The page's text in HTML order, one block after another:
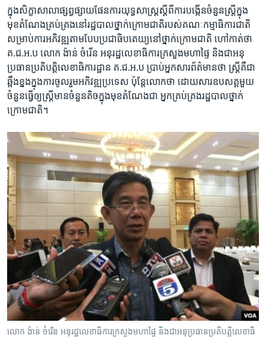
ក្នុង​សិក្ខាសាលា​ផ្សព្វផ្សាយ​ផែនការ​យុទ្ធសាស្រ្ត​ស្តីពី​ការ​បង្កើន​ចំនួន​ស្រ្តី​ក្នុង​
មុខ​តំណែង​គ្រប់គ្រង​នៅ​រដ្ឋបាល​ថ្នាក់​ក្រោម​ជាតិ​របស់​គណៈ​កម្មាធិការ​ជាតិ​
សម្រាប់​ការអភិវឌ្ឍ​តាម​បែប​ប្រជាធិបតេយ្យ​នៅ​ថ្នាក់​ក្រោម​ជាតិ​ ​ហៅ​កាត់​ថា​ ​
គ.ជ.អ.ប​ ​លោក​ ​ង៉ាន់ ចំរើន​ ​អនុរដ្ឋលេខាធិការ​ក្រសួង​មហាផ្ទៃ​ ​និង​ជា​អនុ​
ប្រធាន​ប្រតិបត្តិ​លេខាធិការ​ដ្ឋាន​ ​គ.ជ.អ.ប​ ​ប្រាប់​អ្នក​សារ​ព័ត៌មាន​ថា​ ​ស្រ្តី​គឺ​ជា ​
ឆ្អឹង​ខ្នង​ក្នុង​ការ​ចូល​រួម​អភិវឌ្ឍ​ប្រទេស​ ​ប៉ុន្តែ​លោក​ថា​ ​ដោយ​សារ​ឧបសគ្គ​មួយ​
ចំនួន​ធ្វើ​ឲ្យ​ស្រ្តី​មាន​ចំនួនតិចក្នុង​មុខ​តំណែង​ជា អ្នក​គ្រប់គ្រង​រដ្ឋបាល​ថ្នាក់​
ក្រោម​ជាតិ។​
លោក ង៉ាន់ ចំរើន អនុរដ្ឋលេខាធិការក្រសួងមហាផ្ទៃ និង​ជា​អនុប្រធាន​ប្រតិបត្តិ​លេខាធិ